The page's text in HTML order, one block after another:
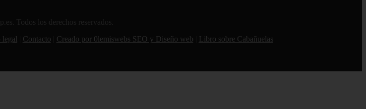
Todos los derechos reservados.
legal Contacto Creado por 0lemiswebs SEO y Diseño web Libro sobre Cabañuelas